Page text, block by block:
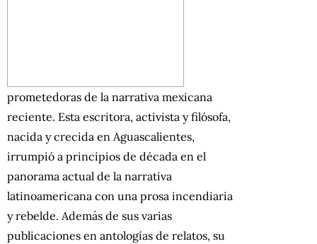
prometedoras de la narrativa mexicana
reciente. Esta escritora, activista y filósofa,
nacida y crecida en Aguascalientes,
irrumpió a principios de década en el
panorama actual de la narrativa
latinoamericana con una prosa incendiaria
y rebelde. Además de sus varias
publicaciones en antologías de relatos, su